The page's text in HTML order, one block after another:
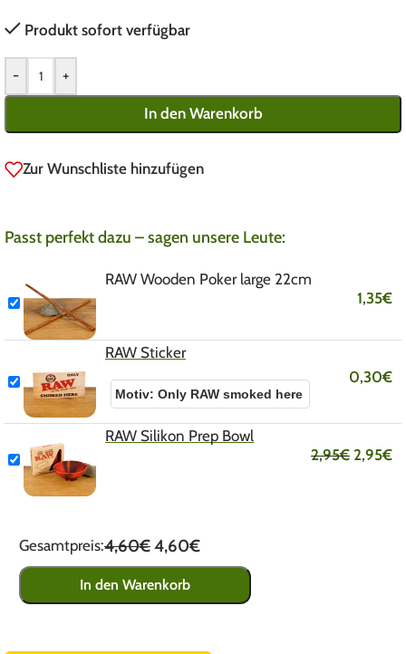
Produkt sofort verfügbar
- +
In den Warenkorb
Zur Wunschliste hinzufügen
Passt perfekt dazu – sagen unsere Leute:
RAW Wooden Poker large 22cm
1,35€
RAW Sticker
0,30€
RAW Silikon Prep Bowl
2,95€ 2,95€
Gesamtpreis:4,60€4,60€
In den Warenkorb